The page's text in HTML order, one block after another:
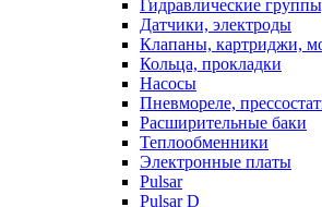
Гидравлические
Датчики, электроды
Клапаны, картриджи,
Кольца, прокладки
Насосы
Пневмореле,
Расширительные баки
Теплообменники
Электронные платы
Pulsar
Pulsar D